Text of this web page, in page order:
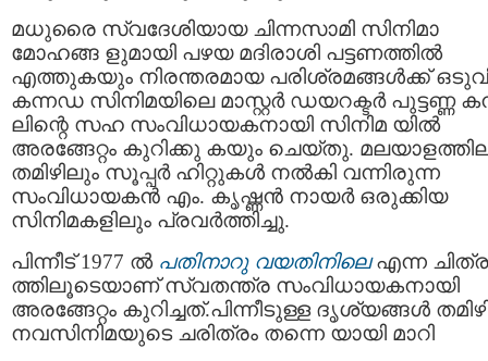
മധുരൈ സ്വദേശിയായ ചിന്നസാമി സിനിമാ
മോഹങ്ങ ളുമായി പഴയ മദിരാശി പട്ടണത്തിൽ
എത്തുകയും നിരന്തരമായ പരിശ്രമങ്ങൾക്ക്
കന്നഡ സിനിമയിലെ മാസ്റ്റർ ഡയറക്ടർ പുട്ടണ്ണ
ലിന്റെ സഹ സംവിധായകനായി സിനിമ യിൽ
അരങ്ങേറ്റം കുറിക്കു കയും ചെയ്തു.
തമിഴിലും സൂപ്പർ ഹിറ്റുകൾ നൽകി വന്നിരുന്ന
സംവിധായകൻ എം. കൃഷ്ണൻ നായർ ഒരുക്കിയ
സിനിമകളിലും പ്രവർത്തിച്ചു.
പിന്നീട് 1977 ൽ പതിനാറു വയതിനിലെ എന്ന ചിത്ര
ത്തിലൂടെയാണ് സ്വതന്ത്ര സംവിധായകനായി
അരങ്ങേറ്റം കുറിച്ചത്.പിന്നീടുള്ള ദൃശ്യങ്ങൾ
നവസിനിമയുടെ ചരിത്രം തന്നെ യായി മാറി